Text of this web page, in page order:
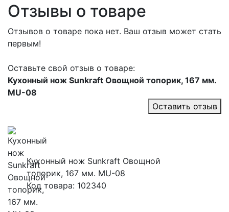
Отзывы о товаре
Отзывов о товаре пока нет. Ваш отзыв может стать
первым!
Оставьте свой отзыв о товаре:
Кухонный нож Sunkraft Овощной топорик, 167 мм.
MU-08
Оставить отзыв
Кухонный нож Sunkraft Овощной
топорик, 167 мм. MU-08
Код товара: 102340